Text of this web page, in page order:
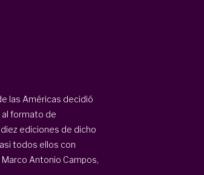
las Américas decidió
al formato de
ediciones de dicho
todos ellos con
Antonio Campos,